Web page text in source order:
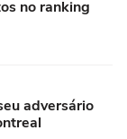
no ranking
adversário